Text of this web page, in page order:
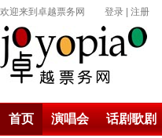
欢迎来到卓越票务网 登录 注册
首页 演唱会 话剧歌剧